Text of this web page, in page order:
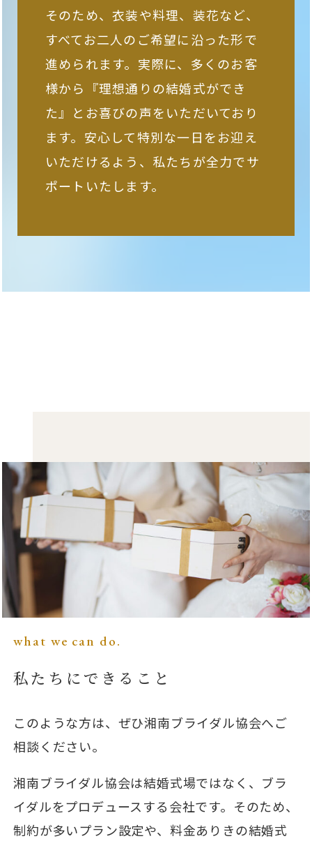
そのため、衣装や料理、装花など、
すべてお二人のご希望に沿った形で
進められます。実際に、多くのお客
様から『理想通りの結婚式ができ
た』とお喜びの声をいただいており
ます。安心して特別な一日をお迎え
いただけるよう、私たちが全力でサ
ポートいたします。
what we can do.
私たちにできること
このような方は、ぜひ湘南ブライダル協会へご
相談ください。
湘南ブライダル協会は結婚式場ではなく、ブラ
イダルをプロデュースする会社です。そのため、
制約が多いプラン設定や、料金ありきの結婚式